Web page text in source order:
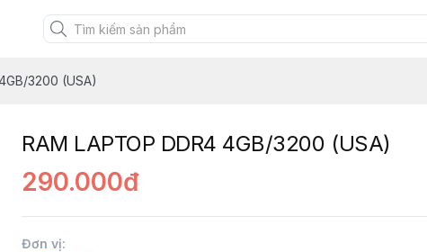
3200 (USA)
RAM LAPTOP DDR4 4GB/3200 (USA)
290.000đ
Đơn vị: